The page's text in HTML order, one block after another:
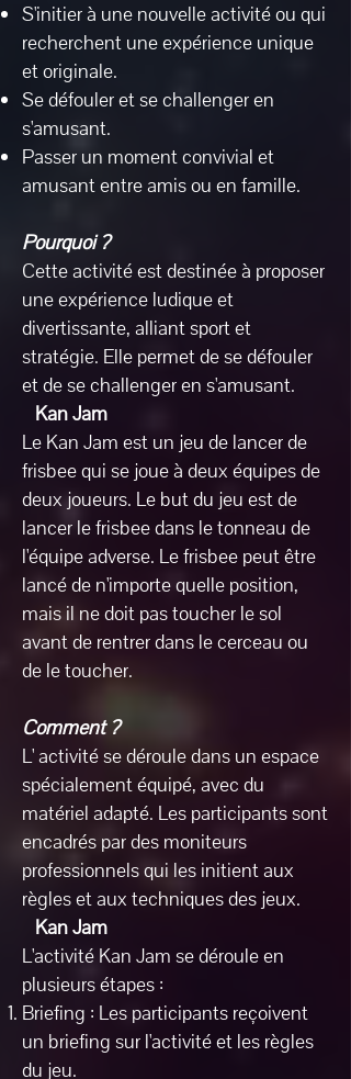
S'initier à une nouvelle activité ou qui
recherchent une expérience unique
et originale.
Se défouler et se challenger en
s'amusant.
Passer un moment convivial et
amusant entre amis ou en famille.
Pourquoi ?
Cette activité est destinée à proposer
une expérience ludique et
divertissante, alliant sport et
stratégie. Elle permet de se défouler
et de se challenger en s'amusant.
Kan Jam
Le Kan Jam est un jeu de lancer de
frisbee qui se joue à deux équipes de
deux joueurs. Le but du jeu est de
lancer le frisbee dans le tonneau de
l'équipe adverse. Le frisbee peut être
lancé de n'importe quelle position,
mais il ne doit pas toucher le sol
avant de rentrer dans le cerceau ou
de le toucher.
Comment ?
L' activité se déroule dans un espace
spécialement équipé, avec du
matériel adapté. Les participants sont
encadrés par des moniteurs
professionnels qui les initient aux
règles et aux techniques des jeux.
Kan Jam
L'activité Kan Jam se déroule en
plusieurs étapes :
Briefing : Les participants reçoivent
un briefing sur l'activité et les règles
du jeu.